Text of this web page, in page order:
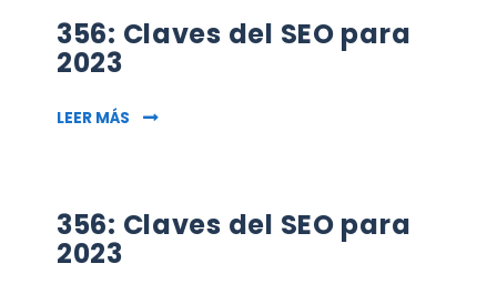
356: Claves del SEO para
2023
LEER MÁS 356: CLAVES DEL SEO PARA 2023
356: Claves del SEO para
2023